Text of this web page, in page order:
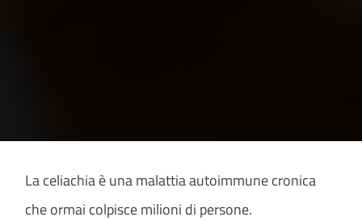
La celiachia è una malattia autoimmune cronica
che ormai colpisce milioni di persone.